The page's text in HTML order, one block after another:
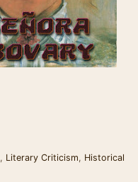
, Literary Criticism, Historical